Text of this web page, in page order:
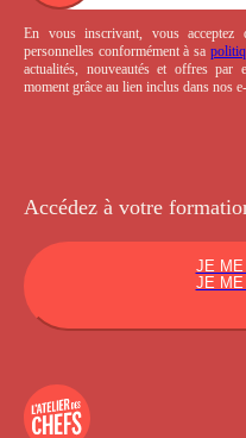
En vous inscrivant, vous acceptez
personnelles conformément à sa
actualités, nouveautés et offres par
moment grâce au lien inclus dans nos
Accédez à votre
JE ME
JE ME